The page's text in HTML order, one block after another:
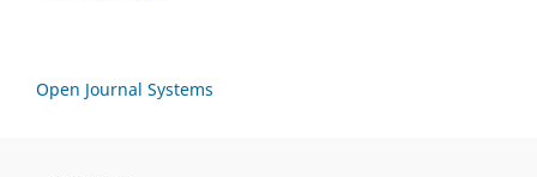
Open Journal Systems